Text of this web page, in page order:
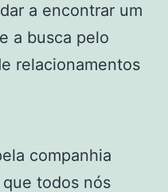
a encontrar um
a busca pelo
relacionamentos
companhia
todos nós